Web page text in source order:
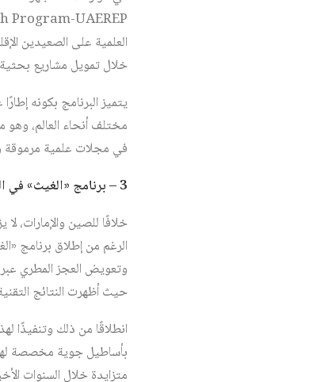
العلمية على الصعيدين
خلال تمويل مشاريع
يتميز البرنامج بكونه
مختلف أنحاء العالم،
في مجلات علمية مرموقة
3 – برنامج «الغيث» في المغرب
خلافًا للصين والإمارات،
الرغم من إطلاق برنامج
حيث أظهرت النتائج التقنية
انطلاقًا من ذلك وتنفيذًا
بأساطيل جوية مخصصة